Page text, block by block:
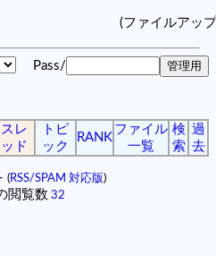
(ファイルアッ
Pass/
スレ
ッド
トピ
ック
RANK
ファイル
一覧
検
索
過
去
(RSS/SPAM 対応版)
閲覧数 32